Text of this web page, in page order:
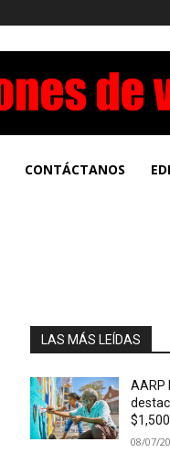
CONTÁCTANOS
LAS MÁS LEÍDAS
AARP
08/07/